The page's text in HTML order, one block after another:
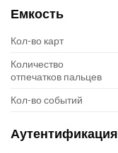
Емкость
Кол-во карт
Количество
отпечатков пальцев
Кол-во событий
Аутентификация